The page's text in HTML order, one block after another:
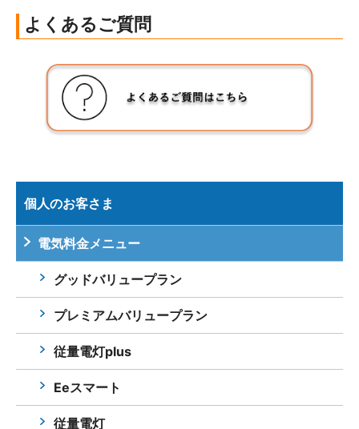
よくあるご質問
個人のお客さま
電気料金メニュー
グッドバリュープラン
プレミアムバリュープラン
従量電灯plus
Eeスマート
従量電灯